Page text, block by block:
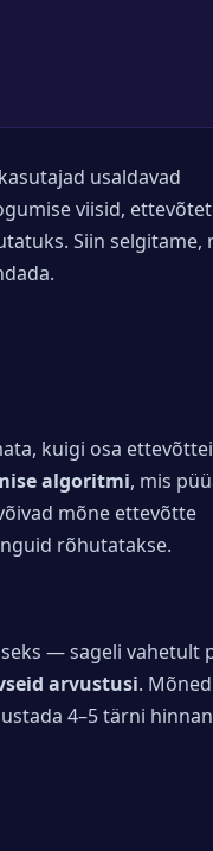
usaldavad
viisid,
Siin selgitame,
kuigi osa
algoritmi, mis
mõne ettevõtte
rõhutatakse.
— sageli vahetult
arvustusi. Mõned
4–5 tärni